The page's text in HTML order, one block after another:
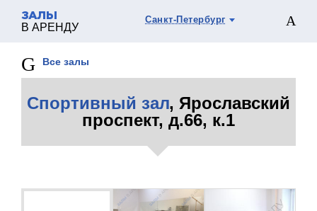
ЗАЛЫ
В АРЕНДУ
Санкт-Петербург
Все залы
Спортивный зал, Ярославский
проспект, д.66, к.1